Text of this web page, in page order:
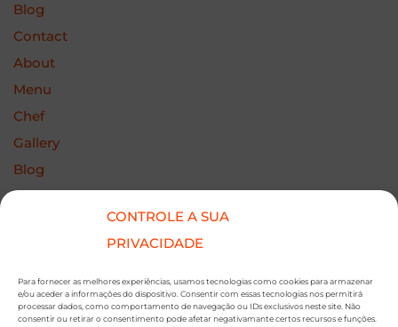
CONTROLE A SUA
PRIVACIDADE
Para fornecer as melhores experiências, usamos tecnologias como cookies para armazenar
e/ou aceder a informações do dispositivo. Consentir com essas tecnologias nos permitirá
processar dados, como comportamento de navegação ou IDs exclusivos neste site. Não
consentir ou retirar o consentimento pode afetar negativamante certos recursos e funções.
Blog
Contact
About
Menu
Chef
Gallery
Blog
Contact